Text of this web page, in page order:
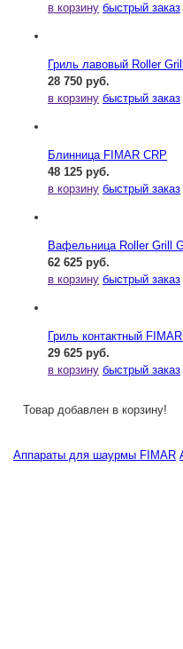
в корзину быстрый заказ
Гриль лавовый Roller
28 750 руб.
в корзину быстрый заказ
Блинница FIMAR CRP
48 125 руб.
в корзину быстрый заказ
Вафельница Roller Grill
62 625 руб.
в корзину быстрый заказ
Гриль контактный
29 625 руб.
в корзину быстрый заказ
Товар добавлен в корзину!
Аппараты для шаурмы FIMAR